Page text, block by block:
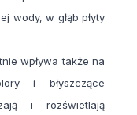
wody, w głąb płyty
wpływa także na
i błyszczące
i rozświetlają